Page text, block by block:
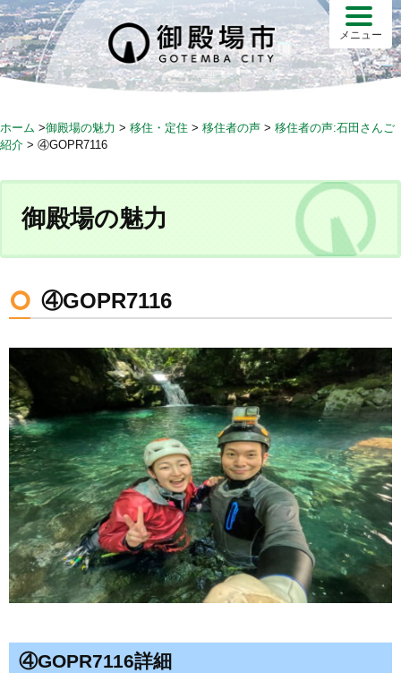
S
k
i
p
c
n
メニュー
ホーム >御殿場の魅力 > 移住・定住 > 移住者の声 > 移住者の声:石田さんご
紹介 > ④GOPR7116
御殿場の魅力
④GOPR7116
④GOPR7116詳細